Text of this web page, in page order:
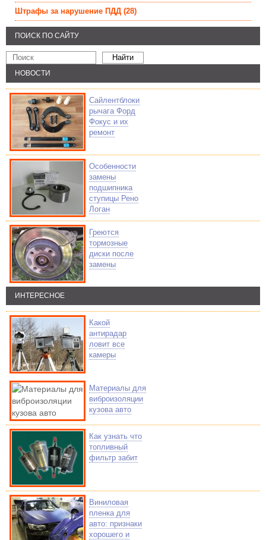
Штрафы за нарушение ПДД (28)
ПОИСК ПО САЙТУ
НОВОСТИ
Сайлентблоки
рычага Форд
Фокус и их
ремонт
Особенности
замены
подшипника
ступицы Рено
Логан
Греются
тормозные
диски после
замены
ИНТЕРЕСНОЕ
Какой
антирадар
ловит все
камеры
Материалы для
виброизоляции
кузова авто
Как узнать что
топливный
фильтр забит
Виниловая
пленка для
авто: признаки
хорошего и